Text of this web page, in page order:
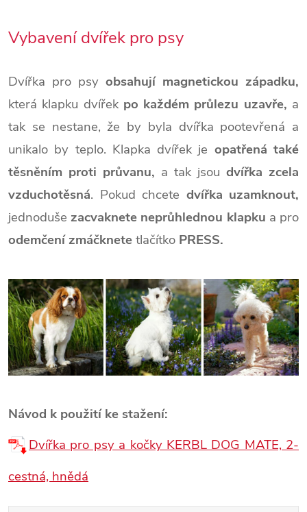
Vybavení dvířek pro psy
Dvířka pro psy obsahují magnetickou západku,
která klapku dvířek po každém průlezu uzavře, a
tak se nestane, že by byla dvířka pootevřená a
unikalo by teplo. Klapka dvířek je opatřená také
těsněním proti průvanu, a tak jsou dvířka zcela
vzduchotěsná. Pokud chcete dvířka uzamknout,
jednoduše zacvaknete neprůhlednou klapku a pro
odemčení zmáčknetetlačítko PRESS.
Návod k použití ke stažení:
Dvířka pro psy a kočky KERBL DOG MATE, 2-
cestná, hnědá